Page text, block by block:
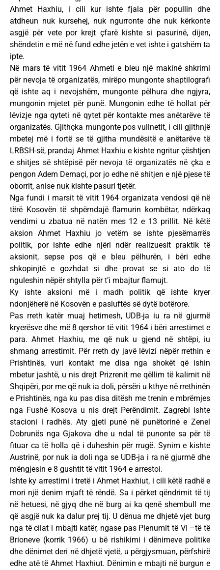
Ahmet Haxhiu, i cili kur ishte fjala për popullin dhe
atdheun nuk kursehej, nuk ngurronte dhe nuk kërkonte
asgjë për vete por krejt çfarë kishte si pasurinë, dijen,
shëndetin e më në fund edhe jetën e vet ishte i gatshëm ta
ipte.
Në mars të vitit 1964 Ahmeti e bleu një makinë shkrimi
për nevoja të organizatës, mirëpo mungonte shaptilografi
që ishte aq i nevojshëm, mungonte pëlhura dhe ngjyra,
mungonin mjetet për punë. Mungonin edhe të hollat për
lëvizje nga qyteti në qytet për kontakte mes anëtarëve të
organizatës. Gjithçka mungonte pos vullnetit, i cili gjithnjë
mbetej më i fortë se të gjitha mundësitë e anëtarëve të
LRBSH-së, prandaj Ahmet Haxhiu e kishte ngritur çështjen
e shitjes së shtëpisë për nevoja të organizatës në çka e
pengon Adem Demaçi, por jo edhe në shitjen e një pjese të
oborrit, anise nuk kishte pasuri tjetër.
Nga fundi i marsit të vitit 1964 organizata vendosi që në
tërë Kosovën të shpërndajë flamurin kombëtar, ndërkaq
vendimi u zbatua në natën mes 12 e 13 prillit. Në këtë
aksion Ahmet Haxhiu jo vetëm se ishte pjesëmarrës
politik, por ishte edhe njëri ndër realizuesit praktik të
aksionit, sepse pos që e bleu pëlhurën, i bëri edhe
shkopinjtë e gozhdat si dhe provat se si ato do të
nguleshin nëpër shtylla për t’i mbajtur flamujt.
Ky ishte aksioni më i madh politik që ishte kryer
ndonjëherë në Kosovën e pasluftës së dytë botërore.
Pas rreth katër muaj hetimesh, UDB-ja iu ra në gjurmë
kryerësve dhe më 8 qershor të vitit 1964 i bëri arrestimet e
para. Ahmet Haxhiu, me që nuk u gjend në shtëpi, iu
shmang arrestimit. Për rreth dy javë lëvizi nëpër rrethin e
Prishtinës, vuri kontakt me disa nga shokët që ishin
mbetur jashtë, u nis drejt Prizrenit me qëllim të kalimit në
Shqipëri, por me që nuk ia doli, përsëri u kthye në rrethinën
e Prishtinës, nga ku pas disa ditësh me trenin e mbrëmjes
nga Fushë Kosova u nis drejt Perëndimit. Zagrebi ishte
stacioni i radhës. Aty gjeti punë në punëtorinë e Zenel
Dobrunës nga Gjakova dhe u ndal të punonte sa për të
fituar ca të holla që i duheshin për rrugë. Synim e kishte
Austrinë, por nuk ia doli nga se UDB-ja i ra në gjurmë dhe
mëngjesin e 8 gushtit të vitit 1964 e arrestoi.
Ishte ky arrestimi i tretë i Ahmet Haxhiut, i cili këtë radhë e
mori një denim mjaft të rëndë. Sa i përket qëndrimit të tij
në hetuesi, në gjyq dhe në burg ai ka qenë shembull me
që asgjë nuk ka dalur prej tij. U dënua me dhjetë vjet burg
nga të cilat i mbajti katër, ngase pas Plenumit të VI –të të
Brioneve (korrik 1966) u bë rishikimi i dënimeve politike
dhe dënimet deri në dhjetë vjetë, u përgjysmuan, përfshirë
edhe atë të Ahmet Haxhiut. Dënimin e mbajti në burgun e